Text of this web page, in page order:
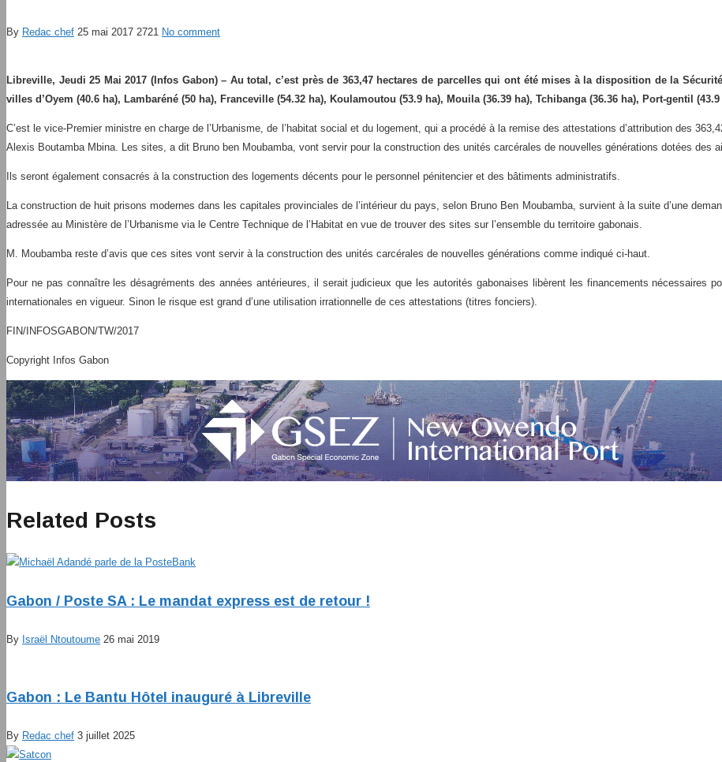
By Redac chef 25 mai 2017 2721 No comment
Libreville, Jeudi 25 Mai 2017 (Infos Gabon) – Au total, c’est près de 363,47 hectares de parcelles qui ont été mises à la disposition de la
villes d’Oyem (40.6 ha), Lambaréné (50 ha), Franceville (54.32 ha), Koulamoutou (53.9 ha), Mouila (36.39 ha), Tchibanga (36.36 ha), Port-gentil
C’est le vice-Premier ministre en charge de l’Urbanisme, de l’habitat social et du logement, qui a procédé à la remise des attestations d’attribution des
Alexis Boutamba Mbina. Les sites, a dit Bruno ben Moubamba, vont servir pour la construction des unités carcérales de nouvelles générations dotées des
Ils seront également consacrés à la construction des logements décents pour le personnel pénitencier et des bâtiments administratifs.
La construction de huit prisons modernes dans les capitales provinciales de l’intérieur du pays, selon Bruno Ben Moubamba, survient à la suite d’une
adressée au Ministère de l’Urbanisme via le Centre Technique de l’Habitat en vue de trouver des sites sur l’ensemble du territoire gabonais.
M. Moubamba reste d’avis que ces sites vont servir à la construction des unités carcérales de nouvelles générations comme indiqué ci-haut.
Pour ne pas connaître les désagréments des années antérieures, il serait judicieux que les autorités gabonaises libèrent les financements nécessaires
internationales en vigueur. Sinon le risque est grand d’une utilisation irrationnelle de ces attestations (titres fonciers).
FIN/INFOSGABON/TW/2017
Copyright Infos Gabon
Related Posts
Gabon / Poste SA : Le mandat express est de retour !
By Israël Ntoutoume 26 mai 2019
Gabon : Le Bantu Hôtel inauguré à Libreville
By Redac chef 3 juillet 2025